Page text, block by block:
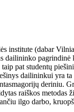
institute (dabar
dailininko pagrindinė
pat studentų
dailininkui yra
deriniu.
raiškos
ilgo darbo,